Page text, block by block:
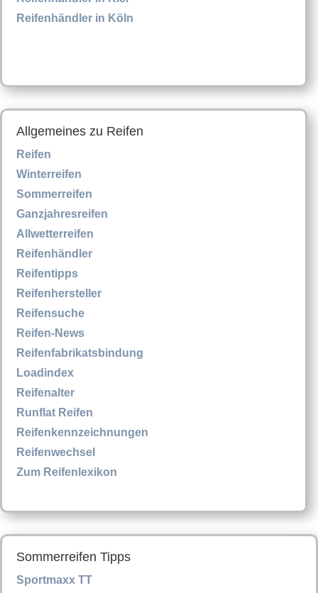
Reifenhändler in Köln
Allgemeines zu Reifen
Reifen
Winterreifen
Sommerreifen
Ganzjahresreifen
Allwetterreifen
Reifenhändler
Reifentipps
Reifenhersteller
Reifensuche
Reifen-News
Reifenfabrikatsbindung
Loadindex
Reifenalter
Runflat Reifen
Reifenkennzeichnungen
Reifenwechsel
Zum Reifenlexikon
Sommerreifen Tipps
Sportmaxx TT